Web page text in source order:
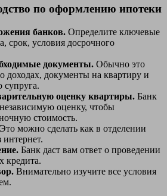
по оформлению ипотеки
банков. Определите ключевые
срок, условия досрочного
документы. Обычно это
доходах, документы на квартиру и
супруга.
оценку квартиры. Банк
оценку, чтобы
стоимость.
Это можно сделать как в отделении
интернет.
Банк даст вам ответ о проведении
кредита.
Внимательно изучите все условия